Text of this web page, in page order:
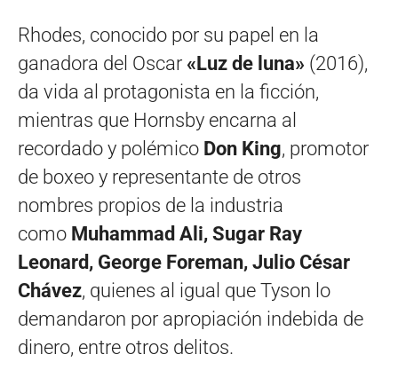
Rhodes, conocido por su papel en la
ganadora del Oscar «Luz de luna» (2016),
da vida al protagonista en la ficción,
mientras que Hornsby encarna al
recordado y polémico Don King, promotor
de boxeo y representante de otros
nombres propios de la industria
como Muhammad Ali, Sugar Ray
Leonard, George Foreman, Julio César
Chávez, quienes al igual que Tyson lo
demandaron por apropiación indebida de
dinero, entre otros delitos.